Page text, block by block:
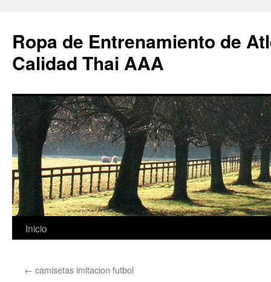
Ropa de Entrenamiento de
Calidad Thai AAA
Saltar
contenido
Inicio
← camisetas imitacion futbol